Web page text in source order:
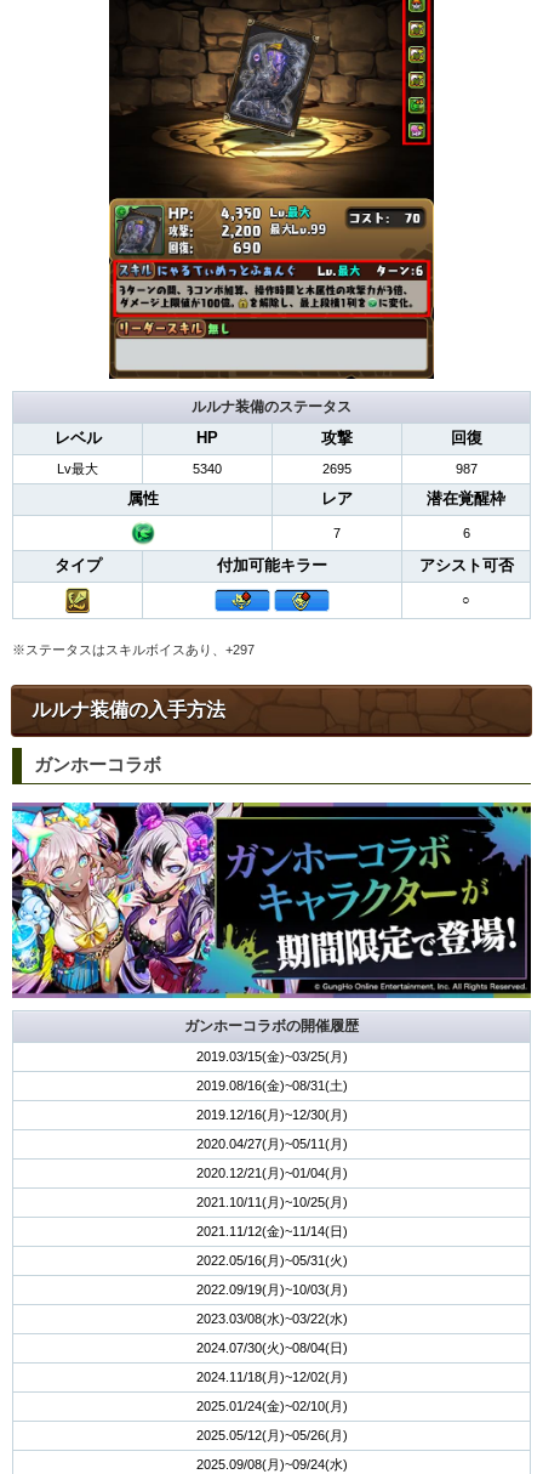
ルルナ装備のステータス
レベル
HP 攻撃 回復
Lv最大 5340 2695 987
属性 レア 潜在覚醒枠
7 6
タイプ 付加可能キラー アシスト可否
○
※ステータスはスキルボイスあり、+297
ルルナ装備の入手方法
ガンホーコラボ
ガンホーコラボの開催履歴
2019.03/15(金)~03/25(月)
2019.08/16(金)~08/31(土)
2019.12/16(月)~12/30(月)
2020.04/27(月)~05/11(月)
2020.12/21(月)~01/04(月)
2021.10/11(月)~10/25(月)
2021.11/12(金)~11/14(日)
2022.05/16(月)~05/31(火)
2022.09/19(月)~10/03(月)
2023.03/08(水)~03/22(水)
2024.07/30(火)~08/04(日)
2024.11/18(月)~12/02(月)
2025.01/24(金)~02/10(月)
2025.05/12(月)~05/26(月)
2025.09/08(月)~09/24(水)